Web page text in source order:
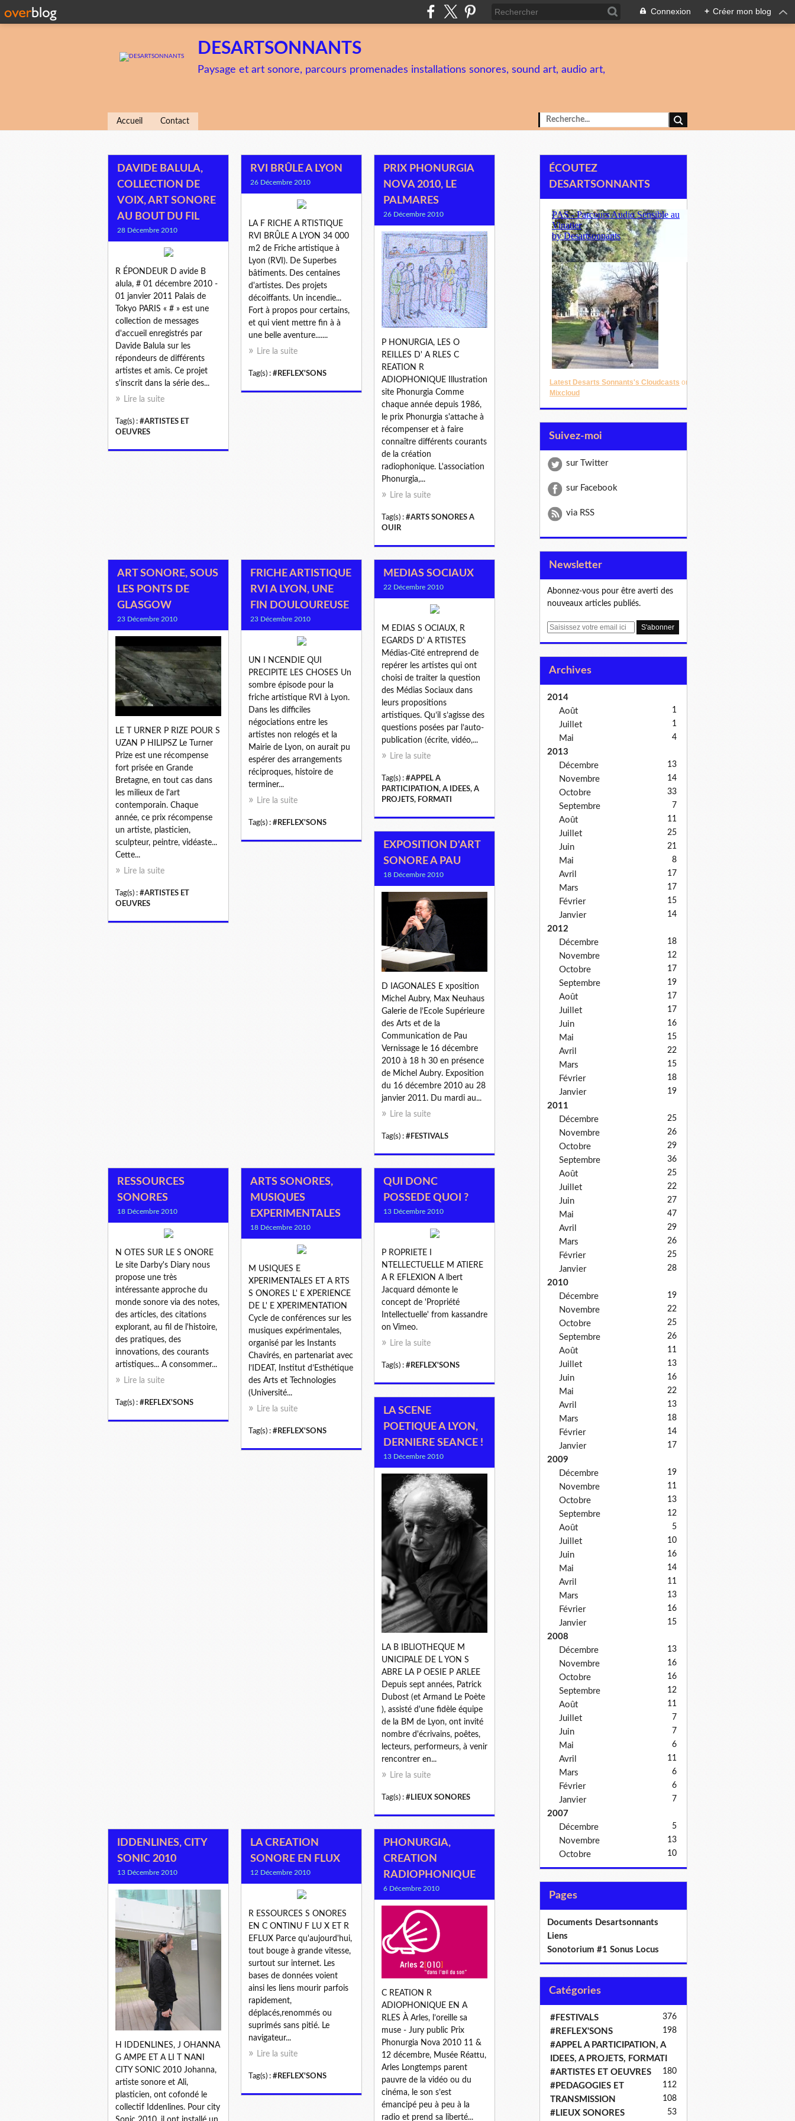
Connexion + Créer mon blog
DESARTSONNANTS
Paysage et art sonore, parcours promenades installations sonores, sound art, audio art,
Accueil Contact
DAVIDE BALULA,
COLLECTION DE
VOIX, ART SONORE
AU BOUT DU FIL
28 Décembre 2010
R ÉPONDEUR D avide B
alula, # 01 décembre 2010 -
01 janvier 2011 Palais de
Tokyo PARIS « # » est une
collection de messages
d'accueil enregistrés par
Davide Balula sur les
répondeurs de différents
artistes et amis. Ce projet
s'inscrit dans la série des...
Lire la suite
Tag(s) : #ARTISTES ET
OEUVRES
RVI BRÛLE A LYON
26 Décembre 2010
LA F RICHE A RTISTIQUE
RVI BRÛLE A LYON 34 000
m2 de Friche artistique à
Lyon (RVI). De Superbes
bâtiments. Des centaines
d'artistes. Des projets
décoiffants. Un incendie...
Fort à propos pour certains,
et qui vient mettre fin à à
une belle aventure.......
Lire la suite
Tag(s) : #REFLEX'SONS
PRIX PHONURGIA
NOVA 2010, LE
PALMARES
26 Décembre 2010
P HONURGIA, LES O
REILLES D' A RLES C
REATION R
ADIOPHONIQUE Illustration
site Phonurgia Comme
chaque année depuis 1986,
le prix Phonurgia s'attache à
récompenser et à faire
connaître différents courants
de la création
radiophonique. L'association
Phonurgia,...
Lire la suite
Tag(s) : #ARTS SONORES A
OUIR
ART SONORE, SOUS
LES PONTS DE
GLASGOW
23 Décembre 2010
LE T URNER P RIZE POUR S
UZAN P HILIPSZ Le Turner
Prize est une récompense
fort prisée en Grande
Bretagne, en tout cas dans
les milieux de l'art
contemporain. Chaque
année, ce prix récompense
un artiste, plasticien,
sculpteur, peintre, vidéaste...
Cette...
Lire la suite
Tag(s) : #ARTISTES ET
OEUVRES
FRICHE ARTISTIQUE
RVI A LYON, UNE
FIN DOULOUREUSE
23 Décembre 2010
UN I NCENDIE QUI
PRECIPITE LES CHOSES Un
sombre épisode pour la
friche artistique RVI à Lyon.
Dans les difficiles
négociations entre les
artistes non relogés et la
Mairie de Lyon, on aurait pu
espérer des arrangements
réciproques, histoire de
terminer...
Lire la suite
Tag(s) : #REFLEX'SONS
MEDIAS SOCIAUX
22 Décembre 2010
M EDIAS S OCIAUX, R
EGARDS D' A RTISTES
Médias-Cité entreprend de
repérer les artistes qui ont
choisi de traiter la question
des Médias Sociaux dans
leurs propositions
artistiques. Qu’il s’agisse des
questions posées par l’auto-
publication (écrite, vidéo,...
Lire la suite
Tag(s) : #APPEL A
PARTICIPATION, A IDEES, A
PROJETS, FORMATI
EXPOSITION D'ART
SONORE A PAU
18 Décembre 2010
D IAGONALES E xposition
Michel Aubry, Max Neuhaus
Galerie de l’Ecole Supérieure
des Arts et de la
Communication de Pau
Vernissage le 16 décembre
2010 à 18 h 30 en présence
de Michel Aubry. Exposition
du 16 décembre 2010 au 28
janvier 2011. Du mardi au...
Lire la suite
Tag(s) : #FESTIVALS
RESSOURCES
SONORES
18 Décembre 2010
N OTES SUR LE S ONORE
Le site Darby's Diary nous
propose une très
intéressante approche du
monde sonore via des notes,
des articles, des citations
explorant, au fil de l'histoire,
des pratiques, des
innovations, des courants
artistiques... A consommer...
Lire la suite
Tag(s) : #REFLEX'SONS
ARTS SONORES,
MUSIQUES
EXPERIMENTALES
18 Décembre 2010
M USIQUES E
XPERIMENTALES ET A RTS
S ONORES L' E XPERIENCE
DE L' E XPERIMENTATION
Cycle de conférences sur les
musiques expérimentales,
organisé par les Instants
Chavirés, en partenariat avec
l’IDEAT, Institut d’Esthétique
des Arts et Technologies
(Université...
Lire la suite
Tag(s) : #REFLEX'SONS
QUI DONC
POSSEDE QUOI ?
13 Décembre 2010
P ROPRIETE I
NTELLECTUELLE M ATIERE
A R EFLEXION A lbert
Jacquard démonte le
concept de 'Propriété
Intellectuelle' from kassandre
on Vimeo.
Lire la suite
Tag(s) : #REFLEX'SONS
LA SCENE
POETIQUE A LYON,
DERNIERE SEANCE !
13 Décembre 2010
LA B IBLIOTHEQUE M
UNICIPALE DE L YON S
ABRE LA P OESIE P ARLEE
Depuis sept années, Patrick
Dubost (et Armand Le Poète
), assisté d'une fidèle équipe
de la BM de Lyon, ont invité
nombre d'écrivains, poêtes,
lecteurs, performeurs, à venir
rencontrer en...
Lire la suite
Tag(s) : #LIEUX SONORES
IDDENLINES, CITY
SONIC 2010
13 Décembre 2010
H IDDENLINES, J OHANNA
G AMPE ET A LI T NANI
CITY SONIC 2010 Johanna,
artiste sonore et Ali,
plasticien, ont cofondé le
collectif Iddenlines. Pour city
LA CREATION
SONORE EN FLUX
12 Décembre 2010
R ESSOURCES S ONORES
EN C ONTINU F LU X ET R
EFLUX Parce qu'aujourd'hui,
tout bouge à grande vitesse,
surtout sur internet. Les
bases de données voient
ainsi les liens mourir parfois
rapidement,
déplacés,renommés ou
suprimés sans pitié. Le
navigateur...
Lire la suite
Tag(s) : #REFLEX'SONS
PHONURGIA,
CREATION
RADIOPHONIQUE
6 Décembre 2010
C REATION R
ADIOPHONIQUE EN A
RLES À Arles, l’oreille sa
muse - Jury public Prix
Phonurgia Nova 2010 11 &
12 décembre, Musée Réattu,
Arles Longtemps parent
pauvre de la vidéo ou du
cinéma, le son s’est
émancipé peu à peu à la
radio et prend sa liberté...
ÉCOUTEZ
DESARTSONNANTS
Latest Desarts Sonnants's Cloudcasts on
Mixcloud
Suivez-moi
sur Twitter
sur Facebook
via RSS
Newsletter
Abonnez-vous pour être averti des
nouveaux articles publiés.
E
Archives
2014
Août
1
Juillet 1
Mai 4
2013
Décembre
13
Novembre 14
Octobre 33
Septembre 7
Août 11
Juillet 25
Juin 21
Mai 8
Avril 17
Mars 17
Février 15
Janvier 14
2012
Décembre
18
Novembre 12
Octobre 17
Septembre 19
Août 17
Juillet 17
Juin 16
Mai 15
Avril 22
Mars 15
Février 18
Janvier 19
2011
Décembre
25
Novembre 26
Octobre 29
Septembre 36
Août 25
Juillet 22
Juin 27
Mai 47
Avril 29
Mars 26
Février 25
Janvier 28
2010
Décembre
19
Novembre 22
Octobre 25
Septembre 26
Août 11
Juillet 13
Juin 16
Mai 22
Avril 13
Mars 18
Février 14
Janvier 17
2009
Décembre
19
Novembre 11
Octobre 13
Septembre 12
Août 5
Juillet 10
Juin 16
Mai 14
Avril 11
Mars 13
Février 16
Janvier 15
2008
Décembre
13
Novembre 16
Octobre 16
Septembre 12
Août 11
Juillet 7
Juin 7
Mai 6
Avril 11
Mars 6
Février 6
Janvier 7
2007
Décembre
5
Novembre 13
Octobre 10
Pages
Documents Desartsonnants
Liens
Sonotorium #1 Sonus Locus
Catégories
#FESTIVALS 376
#REFLEX'SONS 198
#APPEL A PARTICIPATION, A
IDEES, A PROJETS, FORMATI
180
#ARTISTES ET OEUVRES
112
#PEDAGOGIES ET
TRANSMISSION
108
#LIEUX SONORES 53